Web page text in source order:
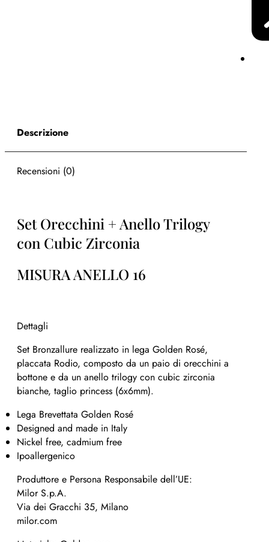
Descrizione
Recensioni (0)
Set Orecchini + Anello Trilogy
con Cubic Zirconia
MISURA ANELLO 16
Dettagli
Set Bronzallure realizzato in lega Golden Rosé,
placcata Rodio, composto da un paio di orecchini a
bottone e da un anello trilogy con cubic zirconia
bianche, taglio princess (6x6mm).
Lega Brevettata Golden Rosé
Designed and made in Italy
Nickel free, cadmium free
Ipoallergenico
Produttore e Persona Responsabile dell’UE:
Milor S.p.A.
Via dei Gracchi 35, Milano
milor.com